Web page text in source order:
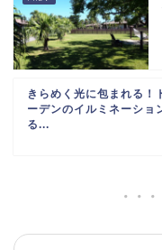
きらめく光に包まれる！
ーデンのイルミネーショ
る...